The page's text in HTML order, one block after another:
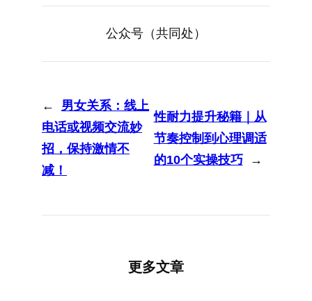
公众号（共同处）
←
男女关系：线上
电话或视频交流妙
招，保持激情不
减！
性耐力提升秘籍｜从
节奏控制到心理调适
的10个实操技巧
→
更多文章